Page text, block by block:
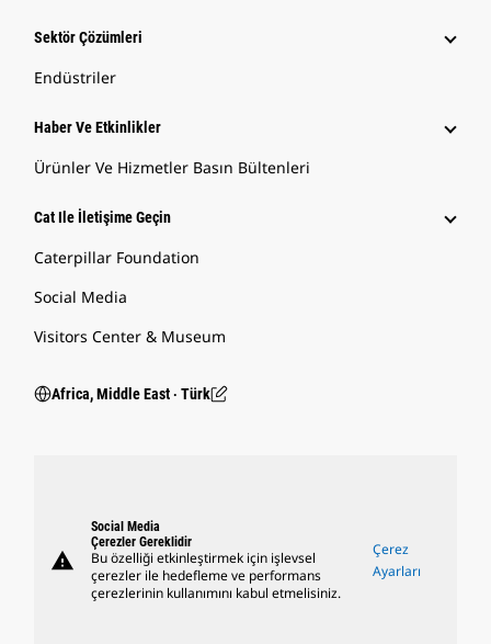
Sektör Çözümleri
Endüstriler
Haber Ve Etkinlikler
Ürünler Ve Hizmetler Basın Bültenleri
Cat Ile İletişime Geçin
Caterpillar Foundation
Social Media
Visitors Center & Museum
Africa, Middle East ‧ Türk
warning
Social Media
Çerezler Gereklidir
Bu özelliği etkinleştirmek için işlevsel
çerezler ile hedefleme ve performans
çerezlerinin kullanımını kabul etmelisiniz.
Çerez
Ayarları